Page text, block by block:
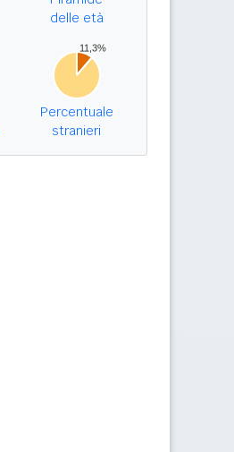
delle età
Percentuale
stranieri